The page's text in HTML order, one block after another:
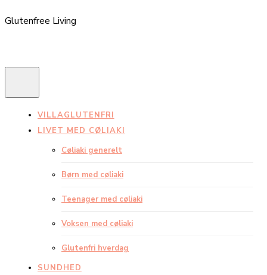
Glutenfree Living
VILLAGLUTENFRI
LIVET MED CØLIAKI
Cøliaki generelt
Børn med cøliaki
Teenager med cøliaki
Voksen med cøliaki
Glutenfri hverdag
SUNDHED